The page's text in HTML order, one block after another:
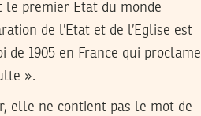
le premier Etat du monde
de l’Etat et de l’Eglise est
de 1905 en France qui proclame
».
elle ne contient pas le mot de